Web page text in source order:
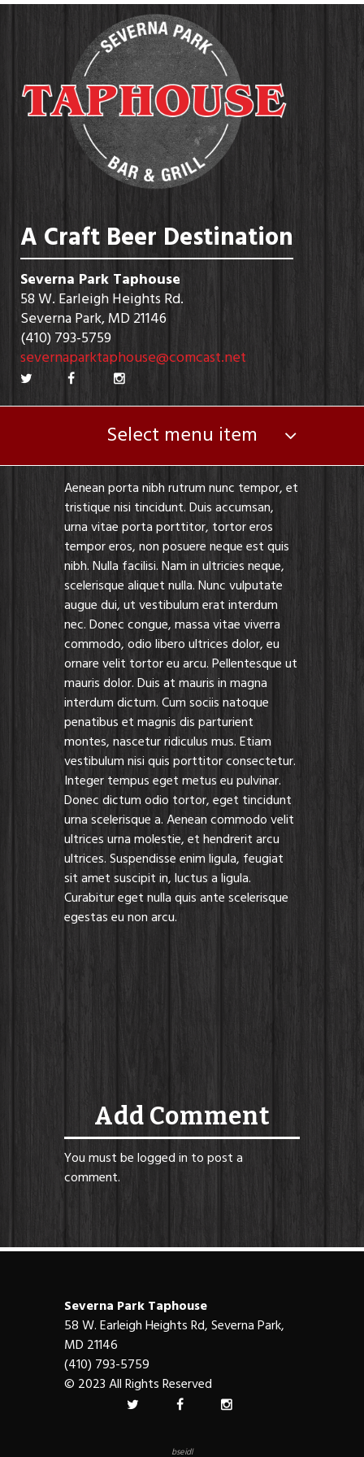
A Craft Beer Destination
Severna Park Taphouse
58 W. Earleigh Heights Rd.
Severna Park, MD 21146
(410) 793-5759
severnaparktaphouse@comcast.net
Select menu item
Aenean porta nibh rutrum nunc tempor, et
tristique nisi tincidunt. Duis accumsan,
urna vitae porta porttitor, tortor eros
tempor eros, non posuere neque est quis
nibh. Nulla facilisi. Nam in ultricies neque,
scelerisque aliquet nulla. Nunc vulputate
augue dui, ut vestibulum erat interdum
nec. Donec congue, massa vitae viverra
commodo, odio libero ultrices dolor, eu
ornare velit tortor eu arcu. Pellentesque ut
mauris dolor. Duis at mauris in magna
interdum dictum. Cum sociis natoque
penatibus et magnis dis parturient
montes, nascetur ridiculus mus. Etiam
vestibulum nisi quis porttitor consectetur.
Integer tempus eget metus eu pulvinar.
Donec dictum odio tortor, eget tincidunt
urna scelerisque a. Aenean commodo velit
ultrices urna molestie, et hendrerit arcu
ultrices. Suspendisse enim ligula, feugiat
sit amet suscipit in, luctus a ligula.
Curabitur eget nulla quis ante scelerisque
egestas eu non arcu.
Add Comment
You must belogged in to post a
comment.
Severna Park Taphouse
58 W. Earleigh Heights Rd, Severna Park,
MD 21146
(410) 793-5759
© 2023 All Rights Reserved
bseidl